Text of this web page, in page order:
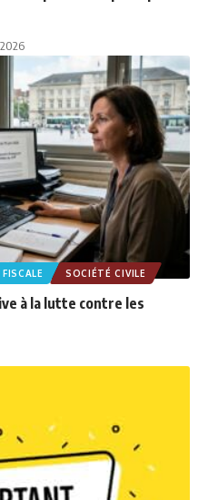
SOCIÉTÉ CIVILE
à la lutte contre les